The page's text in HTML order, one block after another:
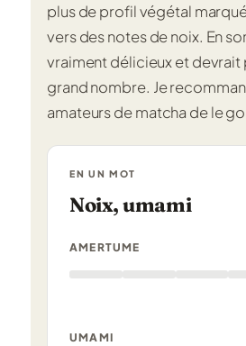
plus de profil végétal
vers des notes de noix. En
vraiment délicieux et devrait
grand nombre. Je
amateurs de matcha de le
EN UN MOT
Noix, umami
AMERTUME
UMAMI